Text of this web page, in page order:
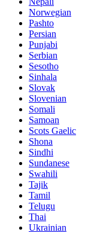
Norwegian
Pashto
Persian
Punjabi
Serbian
Sesotho
Sinhala
Slovak
Slovenian
Somali
Samoan
Scots Gaelic
Shona
Sindhi
Sundanese
Swahili
Tajik
Tamil
Telugu
Thai
Ukrainian